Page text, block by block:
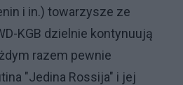
i in.) towarzysze ze
KGB dzielnie kontynuują
razem pewnie
"Jedina Rossija" i jej